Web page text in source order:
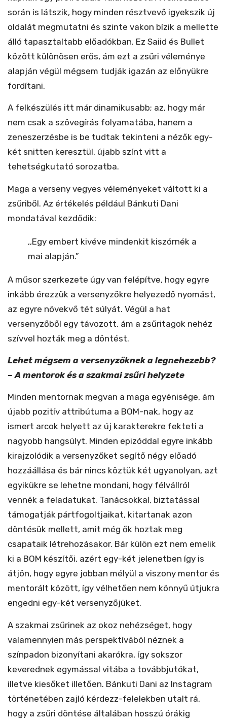
során is látszik, hogy minden résztvevő igyekszik új
oldalát megmutatni és szinte vakon bízik a mellette
álló tapasztaltabb előadókban. Ez Saiid és Bullet
között különösen erős, ám ezt a zsűri véleménye
alapján végül mégsem tudják igazán az előnyükre
fordítani.
A felkészülés itt már dinamikusabb; az, hogy már
nem csak a szövegírás folyamatába, hanem a
zeneszerzésbe is be tudtak tekinteni a nézők egy-
két snitten keresztül, újabb színt vitt a
tehetségkutató sorozatba.
Maga a verseny vegyes véleményeket váltott ki a
zsűriből. Az értékelés például Bánkuti Dani
mondatával kezdődik:
,,Egy embert kivéve mindenkit kiszórnék a
mai alapján.”
A műsor szerkezete úgy van felépítve, hogy egyre
inkább érezzük a versenyzőkre helyezedő nyomást,
az egyre növekvő tét súlyát. Végül a hat
versenyzőből egy távozott, ám a zsűritagok nehéz
szívvel hozták meg a döntést.
Lehet mégsem a versenyzőknek a legnehezebb?
– A mentorok és a szakmai zsűri helyzete
Minden mentornak megvan a maga egyénisége, ám
újabb pozitív attribútuma a BOM-nak, hogy az
ismert arcok helyett az új karakterekre fekteti a
nagyobb hangsúlyt. Minden epizóddal egyre inkább
kirajzolódik a versenyzőket segítő négy előadó
hozzáállása és bár nincs köztük két ugyanolyan, azt
egyikükre se lehetne mondani, hogy félvállról
vennék a feladatukat. Tanácsokkal, biztatással
támogatják pártfogoltjaikat, kitartanak azon
döntésük mellett, amit még ők hoztak meg
csapataik létrehozásakor. Bár külön ezt nem emelik
ki a BOM készítői, azért egy-két jelenetben így is
átjön, hogy egyre jobban mélyül a viszony mentor és
mentorált között, így vélhetően nem könnyű útjukra
engedni egy-két versenyzőjüket.
A szakmai zsűrinek az okoz nehézséget, hogy
valamennyien más perspektívából néznek a
színpadon bizonyítani akarókra, így sokszor
keverednek egymással vitába a továbbjutókat,
illetve kiesőket illetően. Bánkuti Dani az Instagram
történetében zajló kérdezz-felelekben utalt rá,
hogy a zsűri döntése általában hosszú órákig